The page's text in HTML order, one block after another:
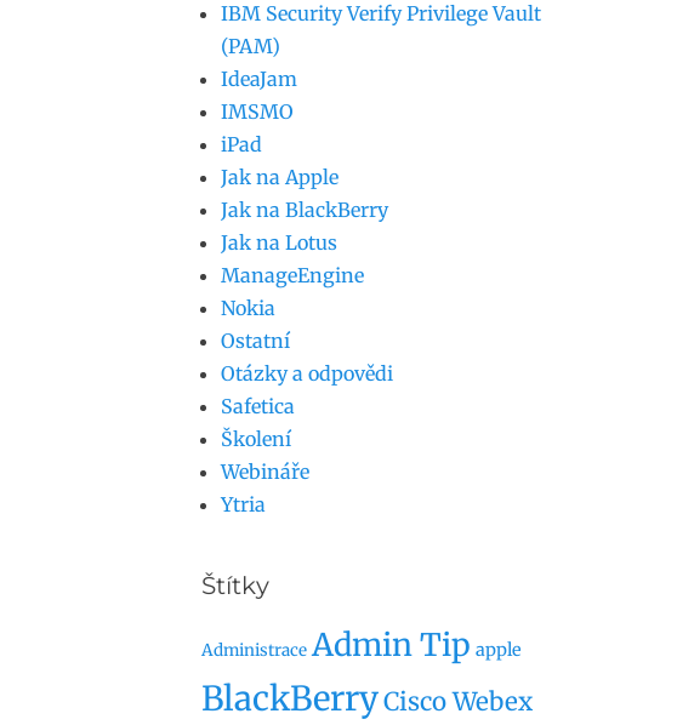
IBM Security Verify Privilege Vault
(PAM)
IdeaJam
IMSMO
iPad
Jak na Apple
Jak na BlackBerry
Jak na Lotus
ManageEngine
Nokia
Ostatní
Otázky a odpovědi
Safetica
Školení
Webináře
Ytria
Štítky
Administrace Admin Tip apple
BlackBerryCisco Webex